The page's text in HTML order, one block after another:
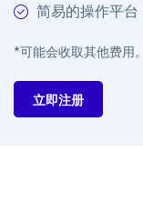
简易的操作平台
*可能会收取其他费用。
立即注册